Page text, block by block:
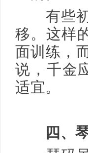
有些初
移。这样
面训练，
说，千金
适宜。
四、